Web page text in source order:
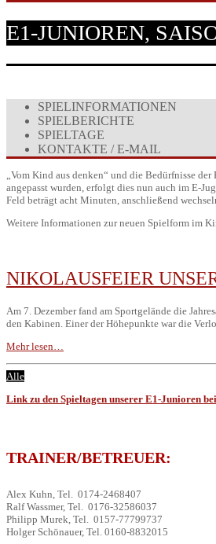
E1-JUNIOREN,
SPIELINFORMATIONEN
SPIELBERICHTE
SPIELTAGE
KONTAKTE / E-MAIL
„Vom Kind aus denken“ und die Bedürfnisse
angepasst wurden, erfolgt dies nun auch im E-
Feld beträgt acht Minuten, anschließend
Weitere Informationen zur neuen Spielform im
NIKOLAUSFEIER
Am 7. Dezember fand am Sportgelände die
den Kabinen. Einer der Höhepunkte war die
Mehr lesen…
Alle
Link zu den Spieltagen unserer E1-Junioren
TRAINER/BETREUER:
Alex Kuhn, Tel. 0174-2468407
Ralf Wassmer, Tel. 0176-32586037
Philipp Murek, Tel. 0157-77799737
Holger Schönauer, Tel. 0160-8832015